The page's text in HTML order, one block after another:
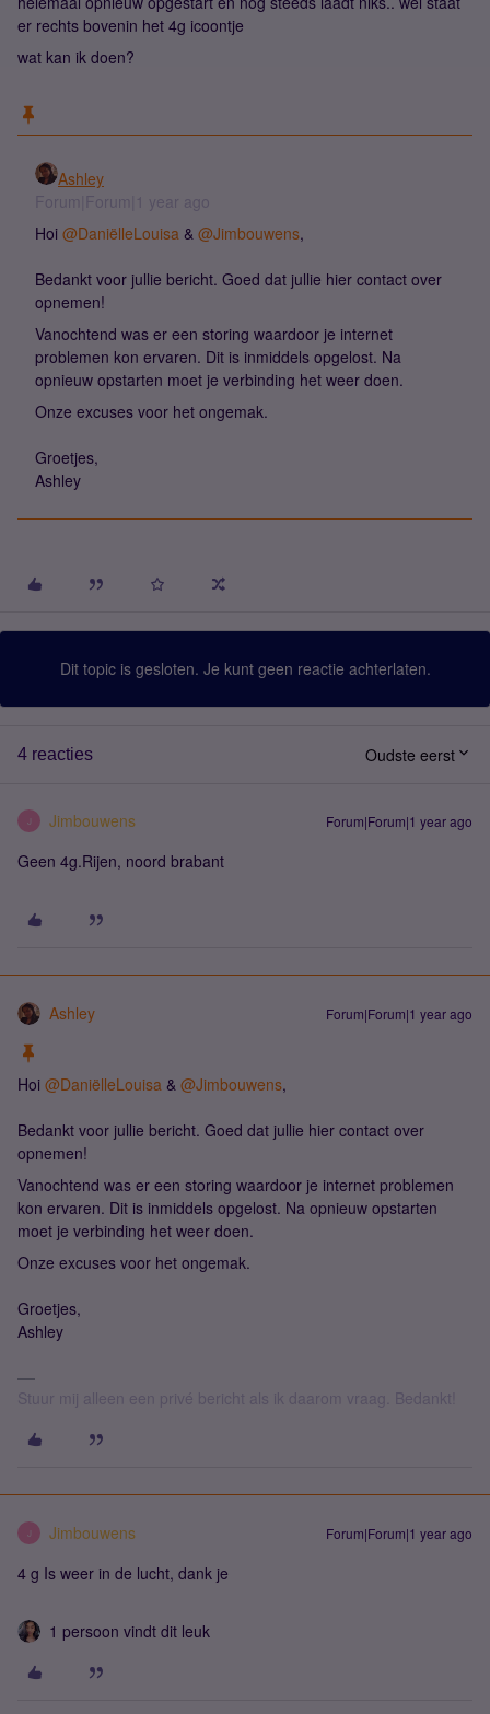
er rechts bovenin het 4g icoontje
wat kan ik doen?
Ashley
Forum|Forum|1 year ago
Hoi @DaniëlleLouisa & @Jimbouwens,
Bedankt voor jullie bericht. Goed dat jullie hier contact over
opnemen!
Vanochtend was er een storing waardoor je internet
problemen kon ervaren. Dit is inmiddels opgelost. Na
opnieuw opstarten moet je verbinding het weer doen.
Onze excuses voor het ongemak.
Groetjes,
Ashley
Dit topic is gesloten. Je kunt geen reactie achterlaten.
4 reacties Oudste eerst
J Jimbouwens Forum|Forum|1 year ago
Geen 4g.Rijen, noord brabant
Ashley Forum|Forum|1 year ago
Hoi @DaniëlleLouisa & @Jimbouwens,
Bedankt voor jullie bericht. Goed dat jullie hier contact over
opnemen!
Vanochtend was er een storing waardoor je internet problemen
kon ervaren. Dit is inmiddels opgelost. Na opnieuw opstarten
moet je verbinding het weer doen.
Onze excuses voor het ongemak.
Groetjes,
Ashley
Stuur mij alleen een privé bericht als ik daarom vraag. Bedankt!
J Jimbouwens Forum|Forum|1 year ago
4 g Is weer in de lucht, dank je
1 persoon vindt dit leuk